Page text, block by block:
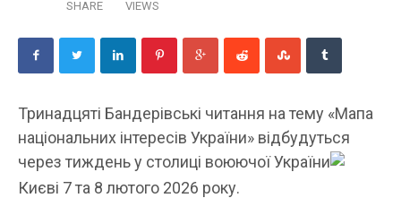
SHARE VIEWS
Тринадцяті Бандерівські читання на тему «Мапа
національних інтересів України» відбудуться
через тиждень у столиці воюючої України
Києві 7 та 8 лютого 2026 року.